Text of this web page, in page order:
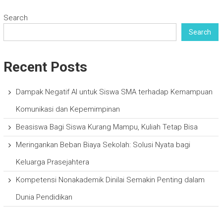
Search
Search
Recent Posts
Dampak Negatif AI untuk Siswa SMA terhadap Kemampuan
Komunikasi dan Kepemimpinan
Beasiswa Bagi Siswa Kurang Mampu, Kuliah Tetap Bisa
Meringankan Beban Biaya Sekolah: Solusi Nyata bagi
Keluarga Prasejahtera
Kompetensi Nonakademik Dinilai Semakin Penting dalam
Dunia Pendidikan